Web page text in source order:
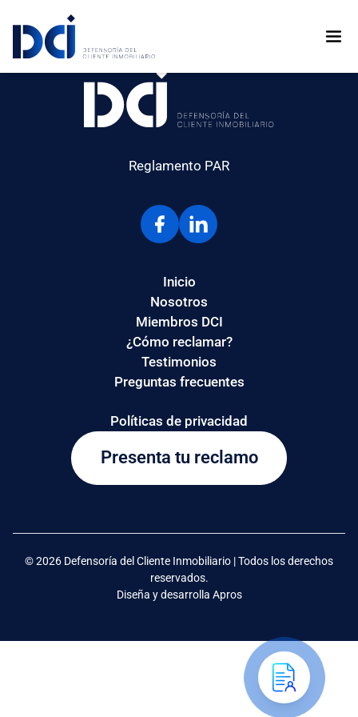
Reglamento PAR
Presenta tu reclamo
Inicio
Nosotros
Miembros DCI
¿Cómo reclamar?
Testimonios
Preguntas frecuentes
Políticas de privacidad
© 2026 Defensoría del Cliente Inmobiliario | Todos los derechos
reservados.
Diseña y desarrolla Apros